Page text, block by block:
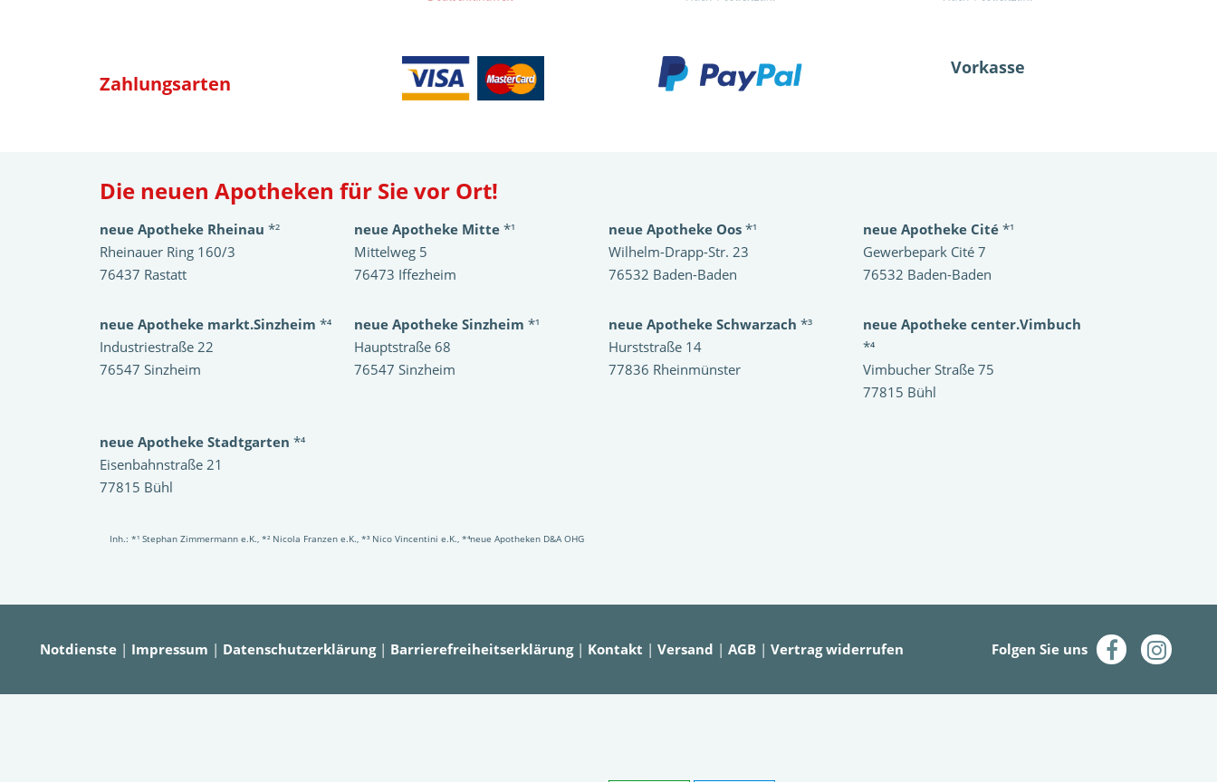
Zahlungsarten
Vorkasse
Die neuen Apotheken für Sie vor Ort!
neue Apotheke Rheinau *²
Rheinauer Ring 160/3
76437 Rastatt
neue Apotheke Mitte*¹
Mittelweg 5
76473 Iffezheim
neue Apotheke Oos*¹
Wilhelm-Drapp-Str. 23
76532 Baden-Baden
neue Apotheke Cité *¹
Gewerbepark Cité 7
76532 Baden-Baden
neue Apotheke markt.Sinzheim *⁴
Industriestraße 22
76547 Sinzheim
neue Apotheke Sinzheim *¹
Hauptstraße 68
76547 Sinzheim
neue Apotheke Schwarzach *³
Hurststraße 14
77836 Rheinmünster
neue Apotheke center.Vimbuch
*⁴
Vimbucher Straße 75
77815 Bühl
neue Apotheke Stadtgarten *⁴
Eisenbahnstraße 21
77815 Bühl
Inh.: *¹ Stephan Zimmermann e.K., *² Nicola Franzen e.K., *³ Nico Vincentini e.K., *⁴neue Apotheken D&A OHG
Notdienste | Impressum | Datenschutzerklärung| Barrierefreiheitserklärung| Kontakt | Versand | AGB | Vertrag widerrufen Folgen Sie uns